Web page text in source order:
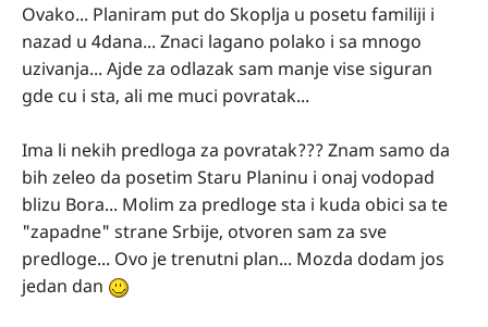
Ovako... Planiram put do Skoplja u posetu familiji i
nazad u 4dana... Znaci lagano polako i sa mnogo
uzivanja... Ajde za odlazak sam manje vise siguran
gde cu i sta, ali me muci povratak...
Ima li nekih predloga za povratak??? Znam samo da
bih zeleo da posetim Staru Planinu i onaj vodopad
blizu Bora... Molim za predloge sta i kuda obici sa te
"zapadne" strane Srbije, otvoren sam za sve
predloge... Ovo je trenutni plan... Mozda dodam jos
jedan dan